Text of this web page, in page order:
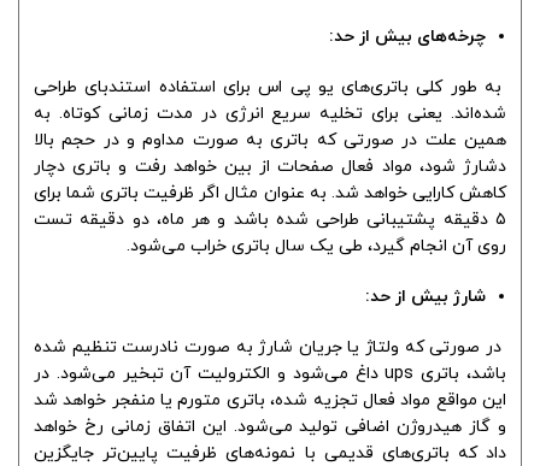
چرخه‌های بیش از حد:
به طور کلی باتری‌های یو پی اس برای استفاده استندبای طراحی
شده‌اند. یعنی برای تخلیه سریع انرژی در مدت زمانی کوتاه. به
همین علت در صورتی که باتری به صورت مداوم و در حجم بالا
دشارژ شود، مواد فعال صفحات از بین خواهد رفت و باتری دچار
کاهش کارایی خواهد شد. به عنوان مثال اگر ظرفیت باتری شما برای
۵ دقیقه پشتیبانی طراحی شده باشد و هر ماه، دو دقیقه تست
روی آن انجام گیرد، طی یک سال باتری خراب می‌شود.
شارژ بیش از حد:
در صورتی که ولتاژ یا جریان شارژ به صورت نادرست تنظیم شده
باشد، باتری ups داغ می‌شود و الکترولیت آن تبخیر می‌شود. در
این مواقع مواد فعال تجزیه شده، باتری متورم یا منفجر خواهد شد
و گاز هیدروژن اضافی تولید می‌شود. این اتفاق زمانی رخ خواهد
داد که باتری‌های قدیمی با نمونه‌های ظرفیت پایین‌تر جایگزین